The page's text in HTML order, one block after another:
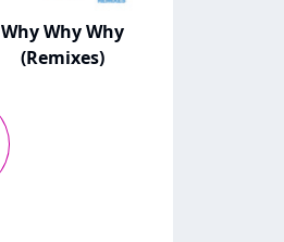
Why Why Why
(Remixes)